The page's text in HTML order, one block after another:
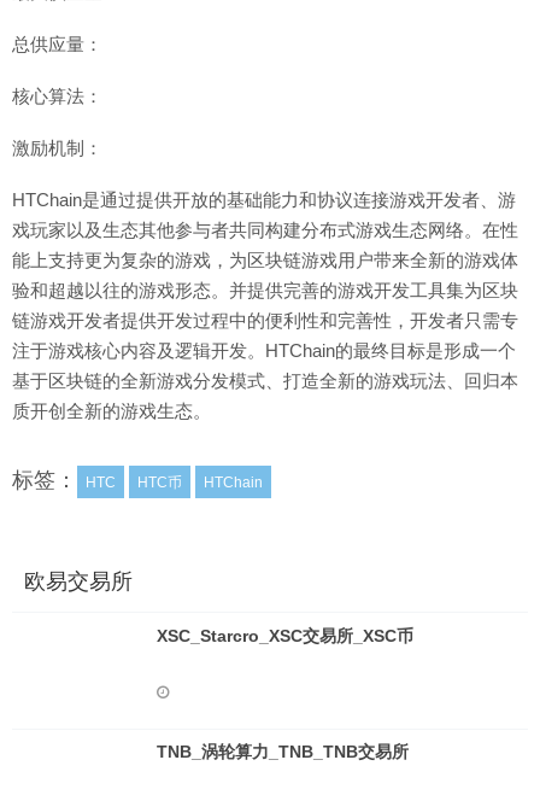
总供应量：
核心算法：
激励机制：
HTChain是通过提供开放的基础能力和协议连接游戏开发者、游
戏玩家以及生态其他参与者共同构建分布式游戏生态网络。在性
能上支持更为复杂的游戏，为区块链游戏用户带来全新的游戏体
验和超越以往的游戏形态。并提供完善的游戏开发工具集为区块
链游戏开发者提供开发过程中的便利性和完善性，开发者只需专
注于游戏核心内容及逻辑开发。HTChain的最终目标是形成一个
基于区块链的全新游戏分发模式、打造全新的游戏玩法、回归本
质开创全新的游戏生态。
标签： HTC HTC币 HTChain
欧易交易所
XSC_Starcro_XSC交易所_XSC币
TNB_涡轮算力_TNB_TNB交易所